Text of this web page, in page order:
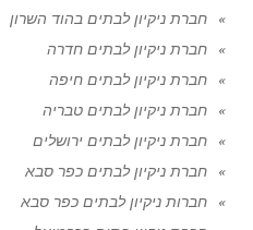
חברת ניקיון לבתים בהוד השרון
חברת ניקיון לבתים חדרה
חברת ניקיון לבתים חיפה
חברת ניקיון לבתים טבריה
חברת ניקיון לבתים ירושלים
חברת ניקיון לבתים כפר סבא
חברות ניקיון לבתים כפר סבא